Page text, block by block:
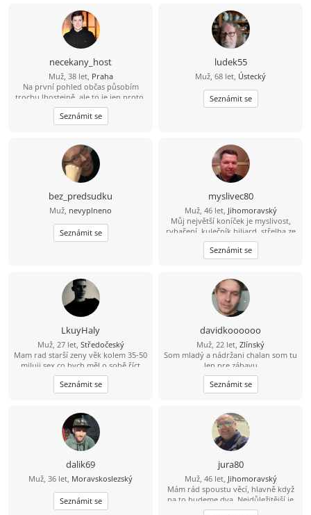
vážně a nechce si jen dopisovat ale
chce a je ochotná vyměnit písmenka
za realné/osobní seznámení. Pokud
ještě existuje slečna/žena která má
stejný pohled a názor na věc, tak
budu moc rád když my napíšeš a
třeba se domluvíme rovnou na
schůzce nebo si vyměníme kontakt.
Každopádně mé Tel.číslo 735731152.
Stačí napsat a ja se ozvu...:-))...
necekany_host
Muž, 38 let, Praha
Na první pohled občas působím
trochu lhostejně, ale to je jen proto,
že svět raději tiše vnímám, než abych
měl potřebu ho neustále
komentovat. Pokud se se mnou
přeskočí sama.
Seznámit se
ludek55
Muž, 68 let, Ústecký
Seznámit se
bez_predsudku
Muž, nevyplneno
Seznámit se
myslivec80
Muž, 46 let, Jihomoravský
Můj největší koníček je myslivost,
rybaření, kulečník biliard, střelba ze
zbraní brokovnice, šipky, šachy
petanque, kostky, mám rád psy,
zvířata, rád se bavím, tancuji, trochu
výlety. Mám rád dobré jídlo hlavně
maso, piju víno pivo i nějakého
panáčka. Vykládám vtipy, umím si
udělat srandu i ze sebe. Jsem
normální chlap mám rád upřímnost,
co na srdci to na jazyku, držím slovo,
myslím že jsem férový a rovný chlap.
Seznámit se
LkuyHaly
Muž, 27 let, Středočeský
Mam rad starší zeny věk kolem 35-50
miluji sex co bych měl o sobě říct
jsem mylný hodný stydlivý ze
začátku ale pokud to na mně
rozbalíš a ukážeš mi poradny sex
Seznámit se
davidkoooooo
Muž, 22 let, Zlínský
Som mladý a nádržani chalan som tu
len pre zábavu
Seznámit se
dalik69
Muž, 36 let, Moravskoslezský
Seznámit se
jura80
Muž, 46 let, Jihomoravský
Mám rád spoustu věcí, hlavně když
na to budeme dva. Nejdůležitější je
důvěra, upřímnost a vzájemný